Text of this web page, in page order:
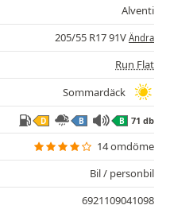
Alventi
205/55 R17 91V Ändra
Run Flat
Sommardäck
D B B 71 db
14 omdöme
Bil / personbil
6921109041098